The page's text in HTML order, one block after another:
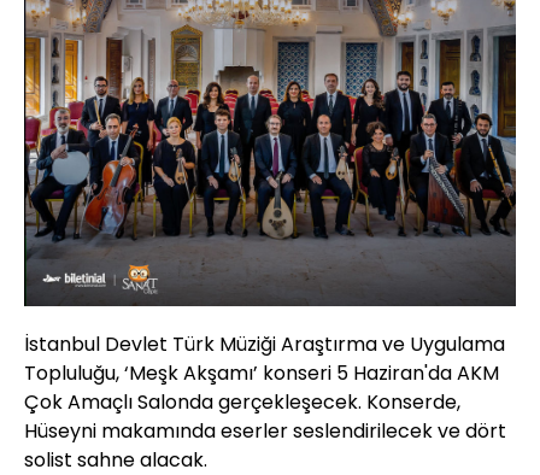
İstanbul Devlet Türk Müziği Araştırma ve Uygulama
Topluluğu, ‘Meşk Akşamı’ konseri 5 Haziran'da AKM
Çok Amaçlı Salonda gerçekleşecek. Konserde,
Hüseyni makamında eserler seslendirilecek ve dört
solist sahne alacak.